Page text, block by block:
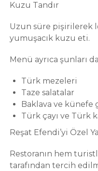
Kuzu Tandır
Uzun süre pişirilerek
yumuşacık kuzu eti.
Menü ayrıca şunları
Türk mezeleri
Taze salatalar
Baklava ve künefe
Türk çayı ve Türk
Reşat Efendi’yi Özel
Restoranın hem
tarafından tercih